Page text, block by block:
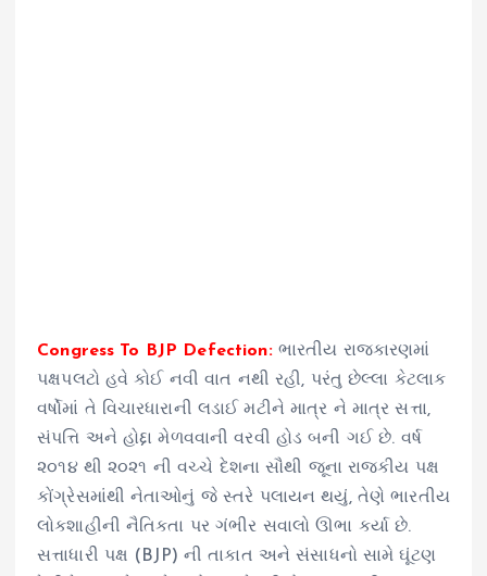
Congress To BJP Defection: ભારતીય રાજકારણમાં
પક્ષપલટો હવે કોઈ નવી વાત નથી રહી, પરંતુ છેલ્લા કેટલાક
વર્ષોમાં તે વિચારધારાની લડાઈ મટીને માત્ર ને માત્ર સત્તા,
સંપત્તિ અને હોદ્દા મેળવવાની વરવી હોડ બની ગઈ છે. વર્ષ
૨૦૧૪ થી ૨૦૨૧ ની વચ્ચે દેશના સૌથી જૂના રાજકીય પક્ષ
કોંગ્રેસમાંથી નેતાઓનું જે સ્તરે પલાયન થયું, તેણે ભારતીય
લોકશાહીની નૈતિકતા પર ગંભીર સવાલો ઊભા કર્યા છે.
સત્તાધારી પક્ષ (BJP) ની તાકાત અને સંસાધનો સામે ઘૂંટણ